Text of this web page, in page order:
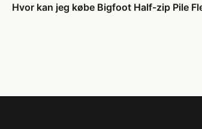
Hvor kan jeg købe Bigfoot Half-zip Pile